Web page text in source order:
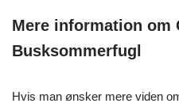
Mere information om
Busksommerfugl
Hvis man ønsker mere viden